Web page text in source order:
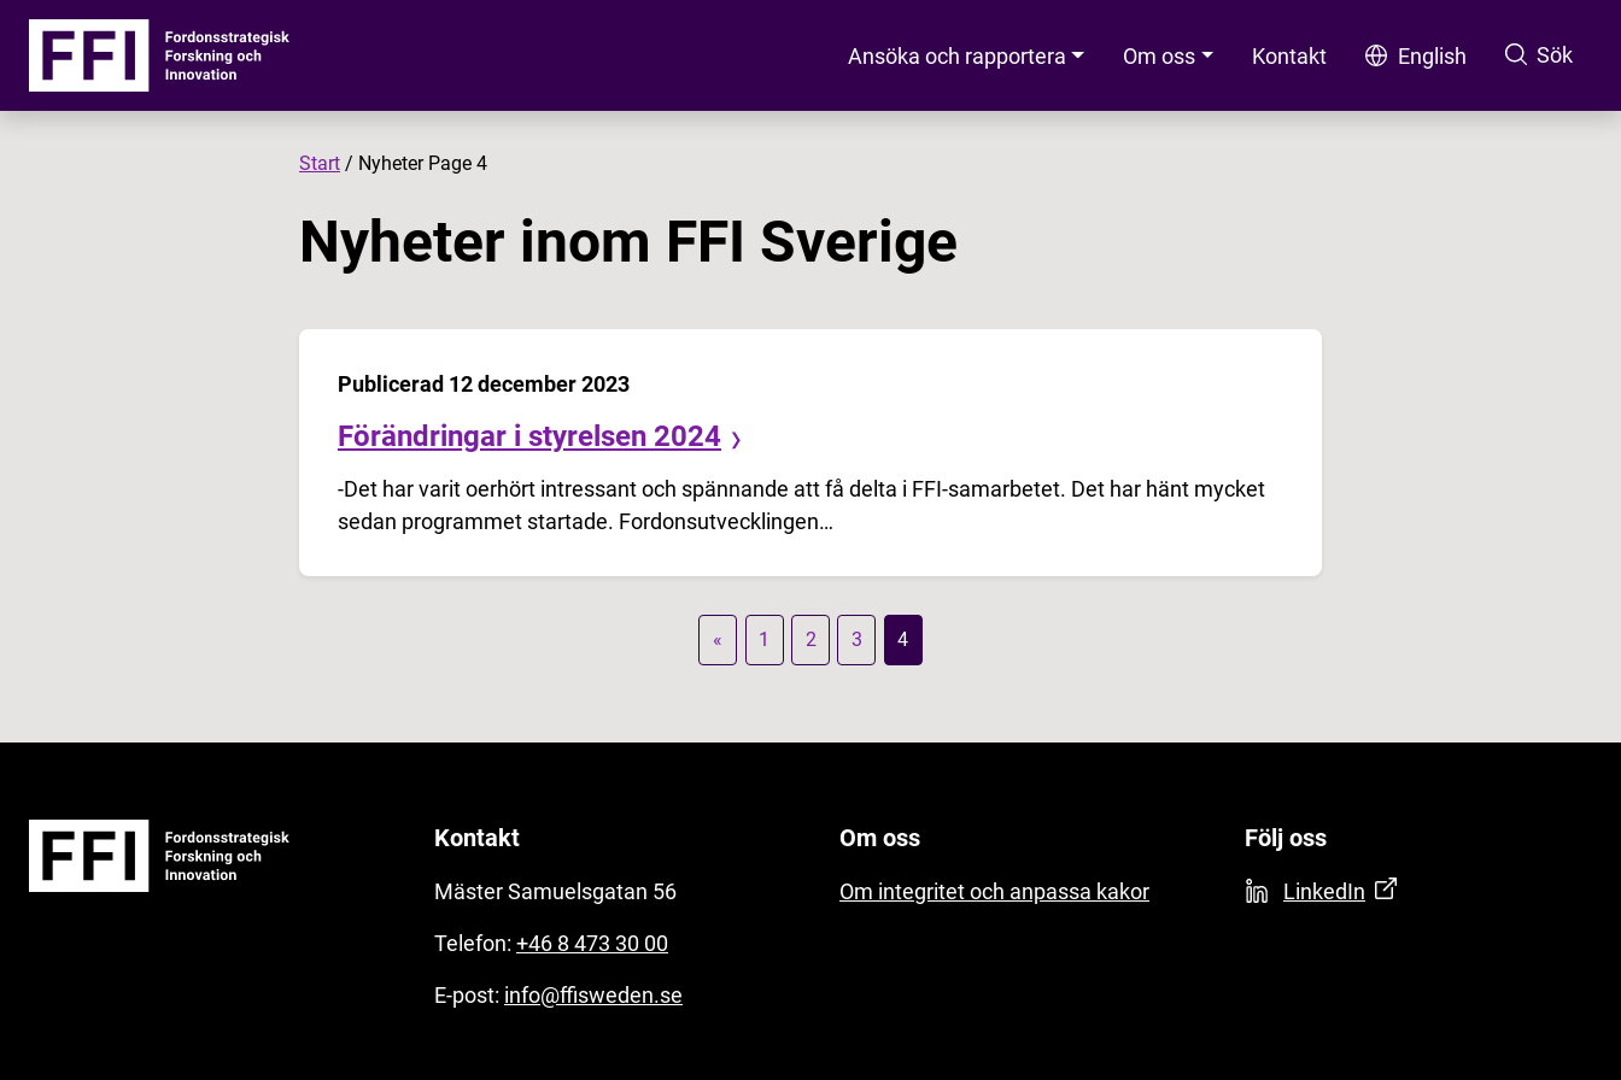
Ansöka och rapportera Om oss Kontakt English Sök
Start / Nyheter Page 4
Nyheter inom FFI Sverige
Publicerad 12 december 2023
Förändringar i styrelsen 2024
-Det har varit oerhört intressant och spännande att få delta i FFI-samarbetet. Det har hänt mycket
sedan programmet startade. Fordonsutvecklingen…
« 1 2 3 4
Kontakt
Mäster Samuelsgatan 56
Telefon: +46 8 473 30 00
E-post: info@ffisweden.se
Om oss
Om integritet och anpassa kakor
Följ oss
LinkedIn